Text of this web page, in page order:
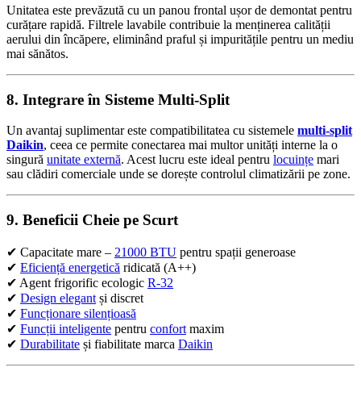
Unitatea este prevăzută cu un panou frontal ușor de demontat pentru
curățare rapidă. Filtrele lavabile contribuie la menținerea calității
aerului din încăpere, eliminând praful și impuritățile pentru un mediu
mai sănătos.
8. Integrare în Sisteme Multi-Split
Un avantaj suplimentar este compatibilitatea cu sistemele multi-split
Daikin, ceea ce permite conectarea mai multor unități interne la o
singură unitate externă. Acest lucru este ideal pentru locuințe mari
sau clădiri comerciale unde se dorește controlul climatizării pe zone.
9. Beneficii Cheie pe Scurt
✔ Capacitate mare – 21000 BTU pentru spații generoase
✔ Eficiență energetică ridicată (A++)
✔ Agent frigorific ecologic R-32
✔ Design elegant și discret
✔ Funcționare silențioasă
✔ Funcții inteligente pentru confort maxim
✔ Durabilitate și fiabilitate marca Daikin